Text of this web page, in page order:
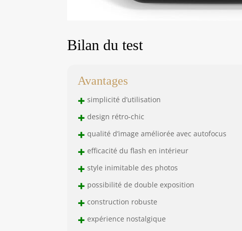
Bilan du test
Avantages
+ simplicité d’utilisation
+ design rétro-chic
+ qualité d’image améliorée avec autofocus
+ efficacité du flash en intérieur
+ style inimitable des photos
+ possibilité de double exposition
+ construction robuste
+ expérience nostalgique